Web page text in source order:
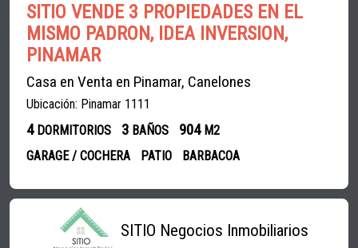
SITIO VENDE 3 PROPIEDADES EN EL
MISMO PADRON, IDEA INVERSION,
PINAMAR
Casa en Venta en Pinamar, Canelones
Ubicación: Pinamar 1111
4DORMITORIOS 3BAÑOS 904 M2
GARAGE / COCHERA
PATIO BARBACOA
SITIO Negocios Inmobiliarios